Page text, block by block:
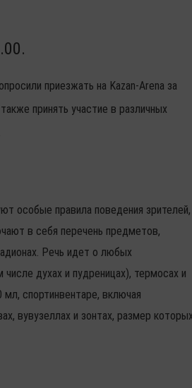
приезжать на Kazan-Arena за
принять участие в различных
особые правила поведения зрителей,
в себя перечень предметов,
Речь идет о любых
духах и пудреницах), термосах и
мл, спортинвентаре, включая
вувузеллах и зонтах, размер